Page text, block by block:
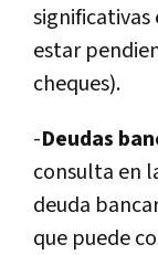
significativas
estar
cheques).
-Deudas
consulta en
deuda
que puede